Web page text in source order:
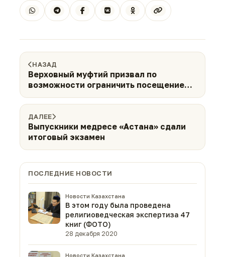
НАЗАД
Верховный муфтий призвал по
возможности ограничить посещение
поминальных обедов и празднеств
ДАЛЕЕ
Выпускники медресе «Астана» сдали
итоговый экзамен
ПОСЛЕДНИЕ НОВОСТИ
Новости Казахстана
В этом году была проведена
религиоведческая экспертиза 47
книг (ФОТО)
28 декабря 2020
Новости Казахстана